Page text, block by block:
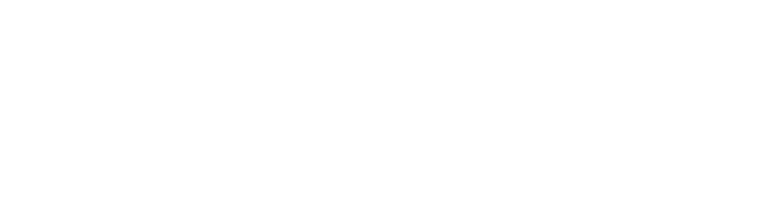
Wert ein oder benutze die Schaltflächen um die Anzahl zu erhöhen oder zu reduzieren.